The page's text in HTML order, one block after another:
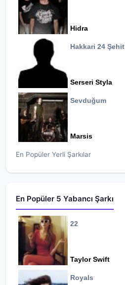
Hidra
Hakkari 24 Şehit
Serseri Styla
Sevduğum
Marsis
En Popüler Yerli Şarkılar
En Popüler 5 Yabancı Şarkı
22
Taylor Swift
Royals